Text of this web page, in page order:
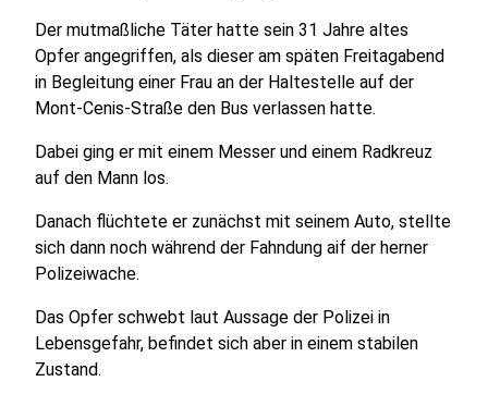
Der mutmaßliche Täter hatte sein 31 Jahre altes
Opfer angegriffen, als dieser am späten Freitagabend
in Begleitung einer Frau an der Haltestelle auf der
Mont-Cenis-Straße den Bus verlassen hatte.
Dabei ging er mit einem Messer und einem Radkreuz
auf den Mann los.
Danach flüchtete er zunächst mit seinem Auto, stellte
sich dann noch während der Fahndung aif der herner
Polizeiwache.
Das Opfer schwebt laut Aussage der Polizei in
Lebensgefahr, befindet sich aber in einem stabilen
Zustand.